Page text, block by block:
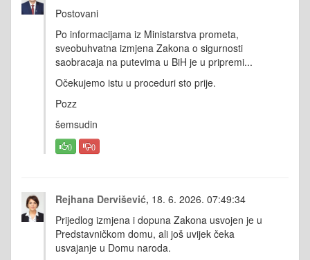
Postovani
Po informacijama iz Ministarstva prometa,
sveobuhvatna izmjena Zakona o sigurnosti
saobracaja na putevima u BiH je u pripremi...
Očekujemo istu u proceduri sto prije.
Pozz
šemsudin
0 0
Rejhana Dervišević, 18. 6. 2026. 07:49:34
Prijedlog izmjena i dopuna Zakona usvojen je u
Predstavničkom domu, ali još uvijek čeka
usvajanje u Domu naroda.